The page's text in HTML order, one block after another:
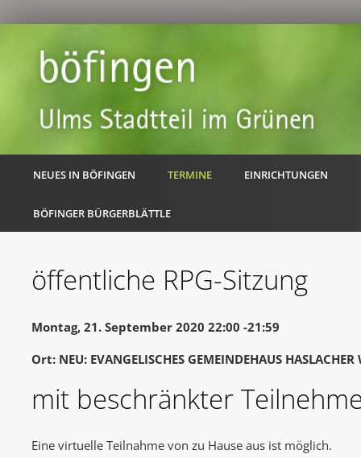
NEUES IN BÖFINGEN TERMINE EINRICHTUNGEN
BÖFINGER BÜRGERBLÄTTLE
öffentliche RPG-Sitzung
Montag, 21. September 2020 22:00 -21:59
Ort: NEU: EVANGELISCHES GEMEINDEHAUS HASLACHER
mit beschränkter
Eine virtuelle Teilnahme von zu Hause aus ist möglich.